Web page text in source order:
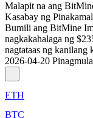
Malapit na ang
Kasabay ng
Bumili ang BitMine
nagkakahalaga ng
nagtataas ng
2026-04-20
ETH
BTC